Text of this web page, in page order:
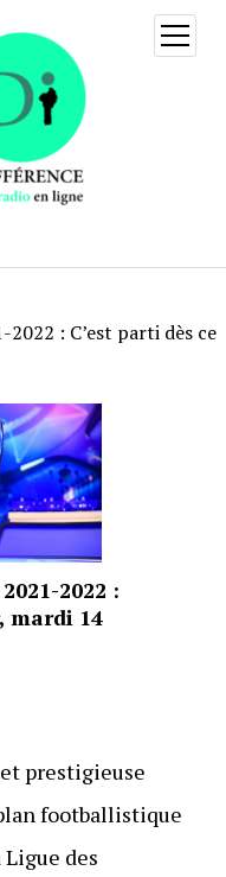
ouvrir
menu
2022 : C’est parti dès ce
2022 :
mardi 14
prestigieuse
footballistique
Ligue des